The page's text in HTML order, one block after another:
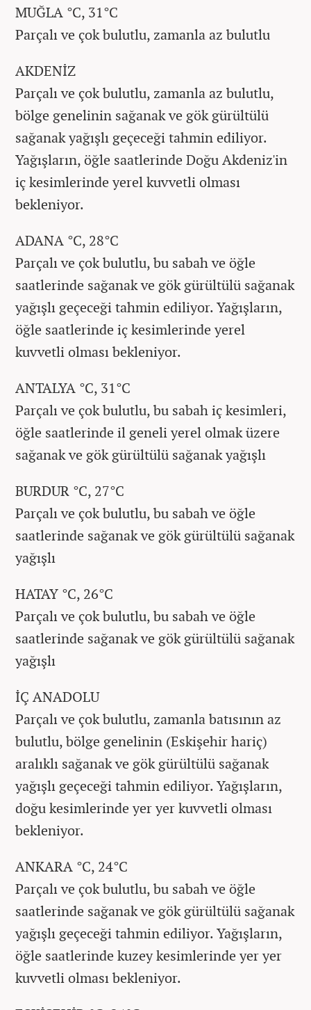
MUĞLA °C, 31°C
Parçalı ve çok bulutlu, zamanla az bulutlu
AKDENİZ
Parçalı ve çok bulutlu, zamanla az bulutlu,
bölge genelinin sağanak ve gök gürültülü
sağanak yağışlı geçeceği tahmin ediliyor.
Yağışların, öğle saatlerinde Doğu Akdeniz'in
iç kesimlerinde yerel kuvvetli olması
bekleniyor.
ADANA °C, 28°C
Parçalı ve çok bulutlu, bu sabah ve öğle
saatlerinde sağanak ve gök gürültülü sağanak
yağışlı geçeceği tahmin ediliyor. Yağışların,
öğle saatlerinde iç kesimlerinde yerel
kuvvetli olması bekleniyor.
ANTALYA °C, 31°C
Parçalı ve çok bulutlu, bu sabah iç kesimleri,
öğle saatlerinde il geneli yerel olmak üzere
sağanak ve gök gürültülü sağanak yağışlı
BURDUR °C, 27°C
Parçalı ve çok bulutlu, bu sabah ve öğle
saatlerinde sağanak ve gök gürültülü sağanak
yağışlı
HATAY °C, 26°C
Parçalı ve çok bulutlu, bu sabah ve öğle
saatlerinde sağanak ve gök gürültülü sağanak
yağışlı
İÇ ANADOLU
Parçalı ve çok bulutlu, zamanla batısının az
bulutlu, bölge genelinin (Eskişehir hariç)
aralıklı sağanak ve gök gürültülü sağanak
yağışlı geçeceği tahmin ediliyor. Yağışların,
doğu kesimlerinde yer yer kuvvetli olması
bekleniyor.
ANKARA °C, 24°C
Parçalı ve çok bulutlu, bu sabah ve öğle
saatlerinde sağanak ve gök gürültülü sağanak
yağışlı geçeceği tahmin ediliyor. Yağışların,
öğle saatlerinde kuzey kesimlerinde yer yer
kuvvetli olması bekleniyor.